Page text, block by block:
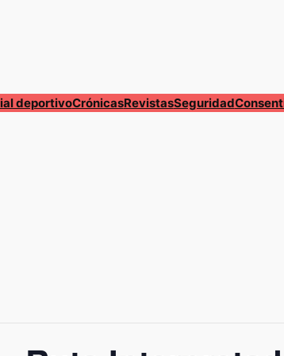
deportivoCrónicasRevistasSeguridad